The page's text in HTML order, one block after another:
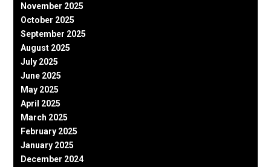
November 2025
October 2025
September 2025
August 2025
July 2025
June 2025
May 2025
April 2025
March 2025
February 2025
January 2025
December 2024